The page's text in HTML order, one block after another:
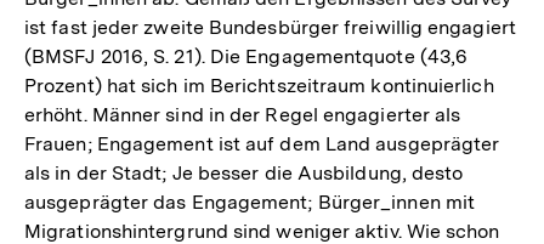
ist fast jeder zweite Bundesbürger freiwillig engagiert
(BMSFJ 2016, S. 21). Die Engagementquote (43,6
Prozent) hat sich im Berichtszeitraum kontinuierlich
erhöht. Männer sind in der Regel engagierter als
Frauen; Engagement ist auf dem Land ausgeprägter
als in der Stadt; Je besser die Ausbildung, desto
ausgeprägter das Engagement; Bürger_innen mit
Migrationshintergrund sind weniger aktiv. Wie schon